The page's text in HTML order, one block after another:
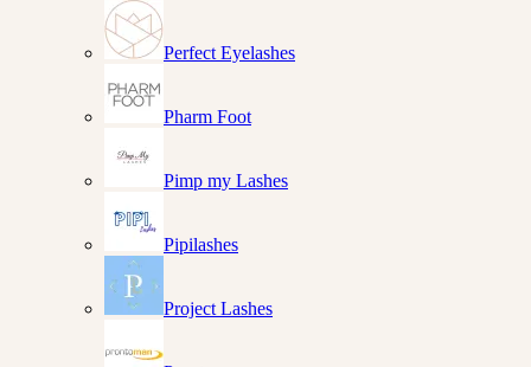
Perfect Eyelashes
Pharm Foot
Pimp my Lashes
Pipilashes
Project Lashes